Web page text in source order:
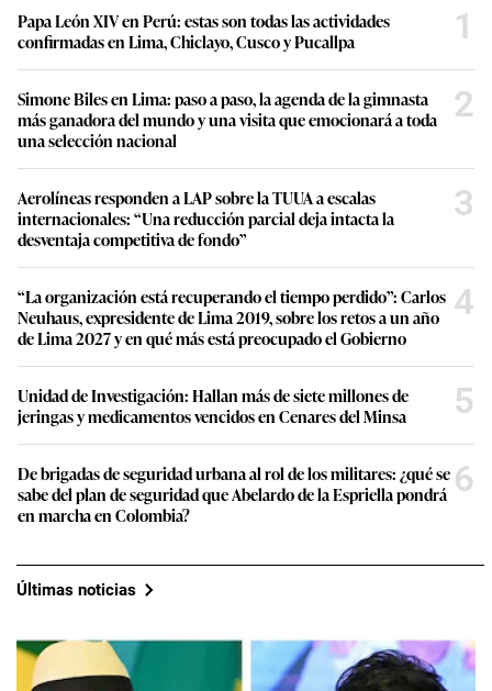
Papa León XIV en Perú: estas son todas las actividades
confirmadas en Lima, Chiclayo, Cusco y Pucallpa
1
Simone Biles en Lima: paso a paso, la agenda de la gimnasta
más ganadora del mundo y una visita que emocionará a toda
una selección nacional
2
Aerolíneas responden a LAP sobre la TUUA a escalas
internacionales: “Una reducción parcial deja intacta la
desventaja competitiva de fondo”
3
“La organización está recuperando el tiempo perdido”: Carlos
Neuhaus, expresidente de Lima 2019, sobre los retos a un año
de Lima 2027 y en qué más está preocupado el Gobierno
4
Unidad de Investigación: Hallan más de siete millones de
jeringas y medicamentos vencidos en Cenares del Minsa
5
De brigadas de seguridad urbana al rol de los militares: ¿qué se
sabe del plan de seguridad que Abelardo de la Espriella pondrá
en marcha en Colombia?
6
Últimas noticias